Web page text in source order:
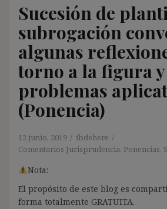
Sucesión de
subrogación
algunas
torno a la figura y
problemas
(Ponencia)
12 junio, 2019
ibdehere
Comentarios Jurisprudencia, Ponencias,
Nota:
El propósito de este blog es
forma totalmente GRATUITA.